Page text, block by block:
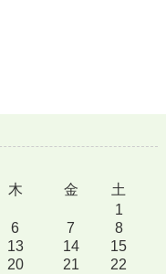
木 金
土
1
6 7
8
13 14
15
20 21
22